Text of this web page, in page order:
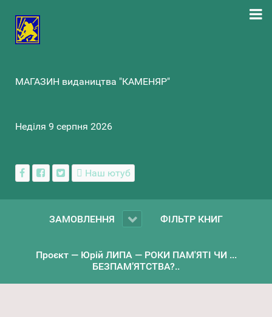
МАГАЗИН видаництва "КАМЕНЯР"
Неділя 9 серпня 2026
Наш ютуб
ЗАМОВЛЕННЯ ФІЛЬТР КНИГ
Проєкт — Юрій ЛИПА — РОКИ ПАМ'ЯТІ ЧИ ...
БЕЗПАМ’ЯТСТВА?..